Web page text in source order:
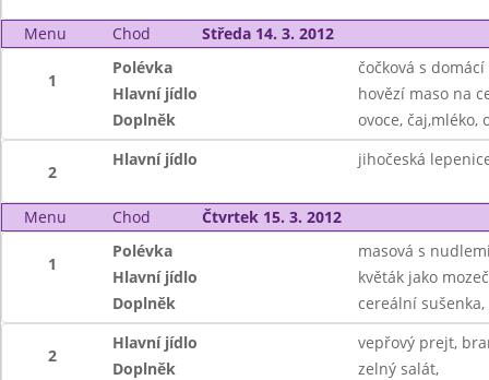
Menu Chod Středa 14. 3. 2012
1
Polévka
čočková s
Hlavní jídlo
hovězí maso na
Doplněk
ovoce, čaj,mléko,
2
Hlavní jídlo jihočeská
Menu Chod Čtvrtek 15. 3. 2012
1
Polévka
masová s
Hlavní jídlo
květák jako
Doplněk
cereální
2
Hlavní jídlo
vepřový prejt,
Doplněk
zelný salát,